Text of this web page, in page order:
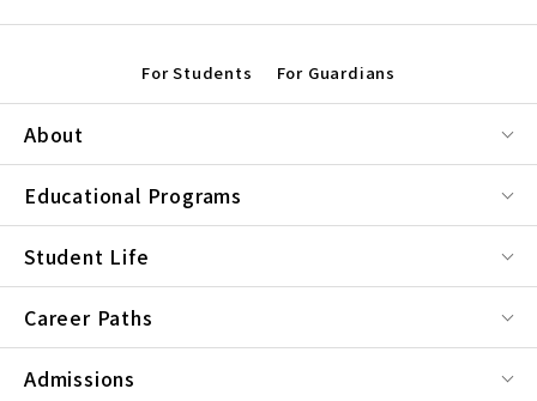
For Students For Guardians
About
Educational Programs
Student Life
Career Paths
Admissions